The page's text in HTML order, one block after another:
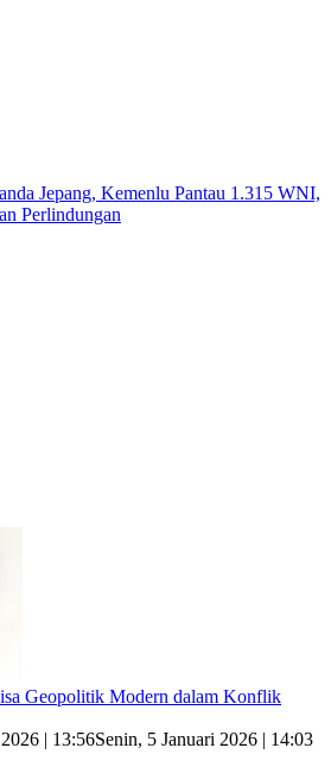
Jepang, Kemenlu Pantau 1.315 WNI,
Perlindungan
Geopolitik Modern dalam Konflik
| 13:56Senin, 5 Januari 2026 | 14:03